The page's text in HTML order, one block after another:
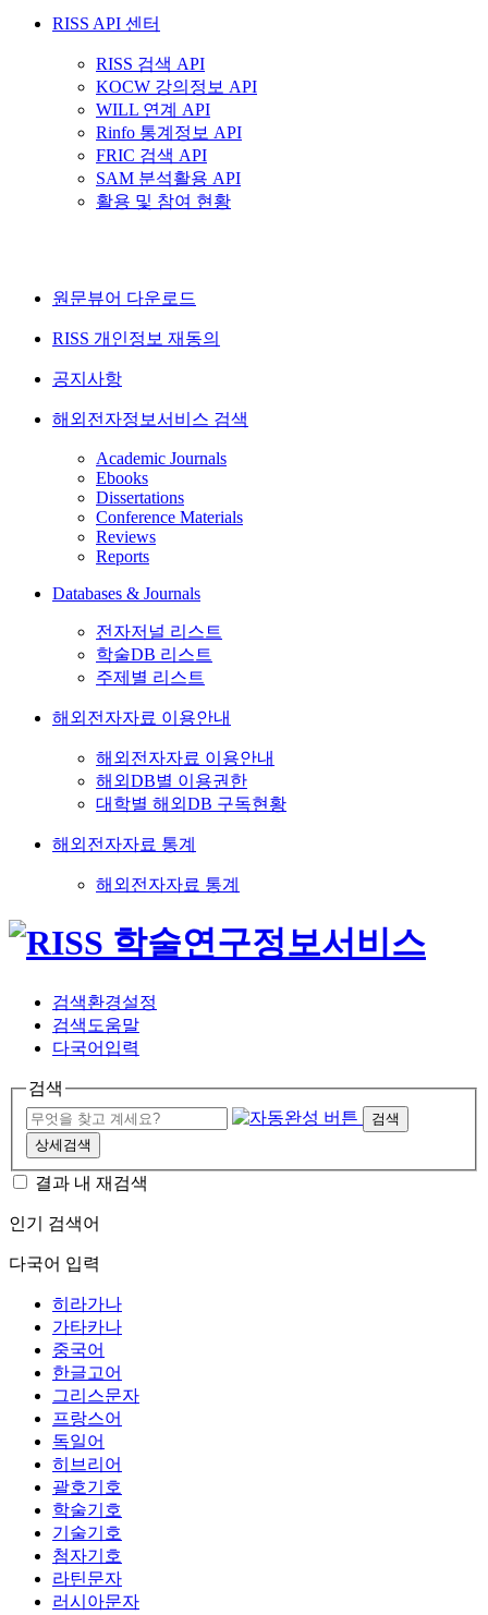
RISS API 센터
RISS 검색 API
KOCW 강의정보 API
WILL 연계 API
Rinfo 통계정보 API
FRIC 검색 API
SAM 분석활용 API
활용 및 참여 현황
원문뷰어 다운로드
RISS 개인정보 재동의
공지사항
해외전자정보서비스 검색
Academic Journals
Ebooks
Dissertations
Conference Materials
Reviews
Reports
Databases & Journals
전자저널 리스트
학술DB 리스트
주제별 리스트
해외전자자료 이용안내
해외전자자료 이용안내
해외DB별 이용권한
대학별 해외DB 구독현황
해외전자자료 통계
해외전자자료 통계
검색환경설정
검색도움말
다국어입력
검색
검색
상세검색
결과 내 재검색
인기 검색어
다국어 입력
히라가나
가타카나
중국어
한글고어
그리스문자
프랑스어
독일어
히브리어
괄호기호
학술기호
기술기호
첨자기호
라틴문자
러시아문자